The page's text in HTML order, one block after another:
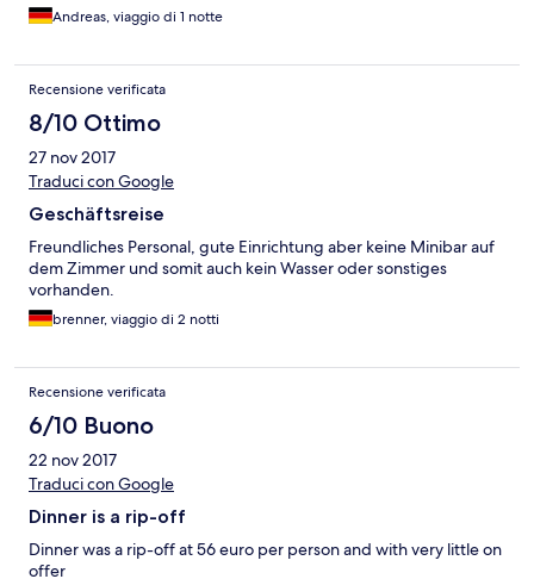
Andreas, viaggio di 1 notte
Recensione verificata
8/10 Ottimo
27 nov 2017
Traduci con Google
Geschäftsreise
Freundliches Personal, gute Einrichtung aber keine Minibar auf
dem Zimmer und somit auch kein Wasser oder sonstiges
vorhanden.
brenner, viaggio di 2 notti
Recensione verificata
6/10 Buono
22 nov 2017
Traduci con Google
Dinner is a rip-off
Dinner was a rip-off at 56 euro per person and with very little on
offer